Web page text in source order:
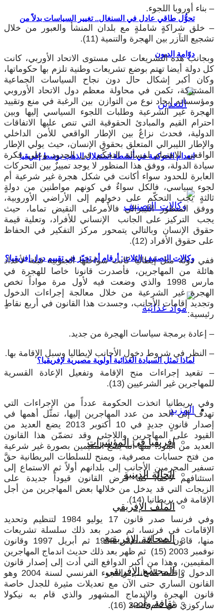
تحوُّل طاقي عادل في السنغال.. تغيير السياسات بدلاً من
دوّامة الديون
انعدام الحوكمة في أنشطة استغلال الذهب بوسط إفريقيا
وكالات التصنيف الثلاث: أرقام أم تحيّز في تقييم دول إفريقيا؟
لماذا تمثل السيادة الغذائية أولوية مصيرية لإفريقيا؟
المزيد
إفريقيا في المؤشرات
الحالة الدينية
الملف الإفريقي
الصحافة الإفريقية
المجتمع الإفريقي
ثقافة وأدب
بناء أوروبا اللجوء.
خلق شراكةٍ شاملةٍ مع بلدان المنشأ والعبور من خلال
التآزر بين الهجرة والتنمية (11).
هذه التشريعات على مستوى الاتحاد الأوربي، كانت
دولة أيضا تهتم بوضع تشريعات وطنية تلزم بها حكوماتها،
أكبر إشكال حال دون نجاح السياسات الجماعية
تكمن في محاولة معظم دول الاتحاد الأوروبي
إيجاد نوع من التوازن بين الرغبة في منع وتقييد
غير الشرعية وطلبات اللجوء السياسي إليها وبين
القيم والمبادئ الحقوقية التي تنص عليها الاتفاقات
فحدث نزاعٌ بين الإطار الواقعي للأمن الداخلي
الليبرالي المتعلق بحقوق الإنسان، حيث يولي الإطار
الاهتمام لمسألة التحكّم في الحدود وعلى فكرة
الدولة، ووفق هذا المنظور لا يوجد تمييزٌ بين التحركات
للحدود سواء أكانت في شكل هجرة غير شرعية أم
سياسي، فالكل سواءٌ في كونهم مواطنين من دولةٍ
يجب التحكّم على دخولهم إلى الأراضي الأوروبية،
المنظور الليبرالي فالأمرعلى النقيض تماما، حيث
التركيز على الجانب الإنساني للأفراد، وتعلية قيمة
الإنسان وبالتالي يتمحور مركز التفكير في الحفاظ
حقوق الأفراد (12).
دولة مثل إيطاليا كانت سواحلها الجنوبية قبلة لأعداد
من المهاجرين، فأصدرت قانونا خاصا للهجرة في
مارس 1998 والذي وضعت فيه لأول مرة مواداً تخص
غير الشرعية من خلال معالجة إجراءات الدخول
إقامات الأجانب، وجسدت هذا القانون في أربع نقاطٍ
إعادة برمجة سياسات الهجرة من جديد.
النظر في شروط دخول الأجانب لإيطاليا وسبل الإقامة بها.
تقعيد إجراءات منح الإقامة وتفعيل الإعادة القسرية
غير الشرعيين (13).
بريطانيا اتخذت الحكومة عدداً من الإجراءات التي
إلى الحد من عدد المهاجرين إليها، تمثّل أهمها في
إصدار قانونٍ جديدٍ في 10 أكتوبر 2013 يضع العديد من
على المهاجرين واللاجئي وقد تضمّن هذا القانون
من البنود؛ منها أنه يمنع المقيمين بصورة غير شرعية
فتح حسابات مصرفية، ويمنح للسلطات البريطانية حقَّ
المجرمين الأجانب إلى بلدانهم أولاً ثم الاستماع إلى
لاحقاً، كما فرض القانون قيوداً جديدة على
التي قد يدخل من خلالها بعض المهاجرين من أجل
في بريطانيا (14).
وفي فرنسا صدر قانون 17 يوليو 1984 لتنظيم وتحديد
في فرنسا، ثم صدر بعد ذلك سلسلة تشريعات
منها، قانون 24 أغسطس 1993 ثم أبريل 1997 وقانون
نوفمبر 2003 (15) ثم ظهر بعد ذلك حديث اندماج المهاجرين
وهذا من أكبر الدوافع التي أدت إلى إصدار قانون
الدخول وإقامة الأجانب واللجوء الفرنسي لسنة 2004 وهو
الساري حتى الآن مع تعديلات مثيرة للجدل خاصة
الهجرة والإندماج المشهور والذي قام به نيكولا
في عام 2006 (16).